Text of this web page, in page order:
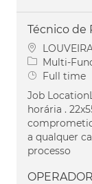
Técnico de
Location
Category
Multi-
Job Type
Full time
Job
horária .
a qualquer
processo